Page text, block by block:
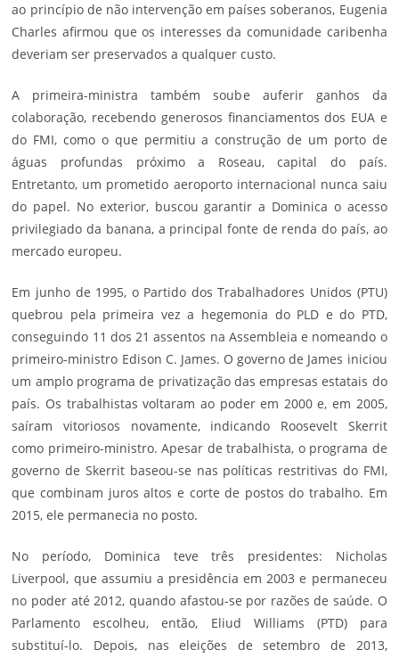
ao princípio de não intervenção em países soberanos, Eugenia
Charles afirmou que os interesses da comunidade caribenha
deveriam ser preservados a qualquer custo.
A primeira-ministra também soube auferir ganhos da
colaboração, recebendo generosos financiamentos dos EUA e
do FMI, como o que permitiu a construção de um porto de
águas profundas próximo a Roseau, capital do país.
Entretanto, um prometido aeroporto internacional nunca saiu
do papel. No exterior, buscou garantir a Dominica o acesso
privilegiado da banana, a principal fonte de renda do país, ao
mercado europeu.
Em junho de 1995, o Partido dos Trabalhadores Unidos (PTU)
quebrou pela primeira vez a hegemonia do PLD e do PTD,
conseguindo 11 dos 21 assentos na Assembleia e nomeando o
primeiro-ministro Edison C. James. O governo de James iniciou
um amplo programa de privatização das empresas estatais do
país. Os trabalhistas voltaram ao poder em 2000 e, em 2005,
saíram vitoriosos novamente, indicando Roosevelt Skerrit
como primeiro-ministro. Apesar de trabalhista, o programa de
governo de Skerrit baseou-se nas políticas restritivas do FMI,
que combinam juros altos e corte de postos do trabalho. Em
2015, ele permanecia no posto.
No período, Dominica teve três presidentes: Nicholas
Liverpool, que assumiu a presidência em 2003 e permaneceu
no poder até 2012, quando afastou-se por razões de saúde. O
Parlamento escolheu, então, Eliud Williams (PTD) para
substituí-lo. Depois, nas eleições de setembro de 2013,